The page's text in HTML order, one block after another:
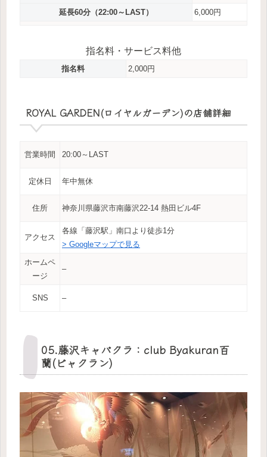
延長60分（22:00～LAST）
6,000円
指名料・サービス料他
指名料 2,000円
ROYAL GARDEN(ロイヤルガーデン)の店舗詳細
営業時間 20:00～LAST
定休日 年中無休
住所 神奈川県藤沢市南藤沢22-14 熱田ビル4F
アクセス
各線「藤沢駅」南口より徒歩1分
> Googleマップで見る
ホームペ
ージ
–
SNS –
05.藤沢キャバクラ：club Byakuran百
蘭(ビャクラン)